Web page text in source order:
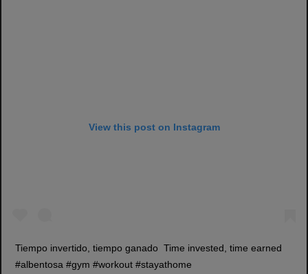
View this post on Instagram
Tiempo invertido, tiempo ganado ‍ Time invested, time earned ‍
#albentosa #gym #workout #stayathome